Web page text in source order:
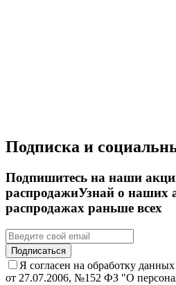
Подписка и
Подпишитесь на наши
распродажиУзнай о наших
распродажах раньше всех
Подписаться
Я согласен на обработку
от 27.07.2006, №152 ФЗ "О